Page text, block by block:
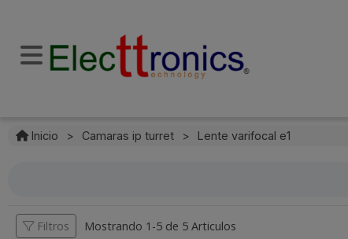
Inicio > Camaras ip turret > Lente varifocal e1
Filtros Mostrando 1-5 de 5 Articulos